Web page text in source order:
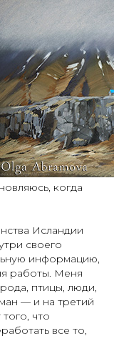
когда
Исландии
своего
информацию,
работы. Меня
птицы, люди,
— и на третий
что
все то,